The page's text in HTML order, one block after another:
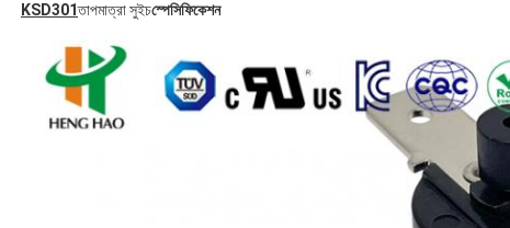
KSD301তাপমাত্রা সুইচস্পেসিফিকেশন